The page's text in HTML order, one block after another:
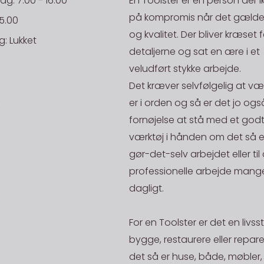
Få leveret
så skal du
stilles, hvis
ansvar.
Danske
20kg og
De priser,
gælder for
lager)" kan
Der kan
tilbage med
overholdes.
på en aktiv
på lager.
STORKØB
Har du en
mand og
mængde af
fået stjålet
har mange
E-mail til
EAN:
Rekv. Nr.:
NB: Ordre
200,-
Lukket
på kompromis når det
og kvalitet. Der bliver kræset
detaljerne og sat en ære i et
veludført stykke arbejde.
Det kræver selvfølgelig at
er i orden og så er det jo
fornøjelse at stå med et
værktøj i hånden om det så
gør-det-selv arbejdet eller til
professionelle arbejde
dagligt.
For en Toolster er det en
bygge, restaurere eller
det så er huse, både, møbler,